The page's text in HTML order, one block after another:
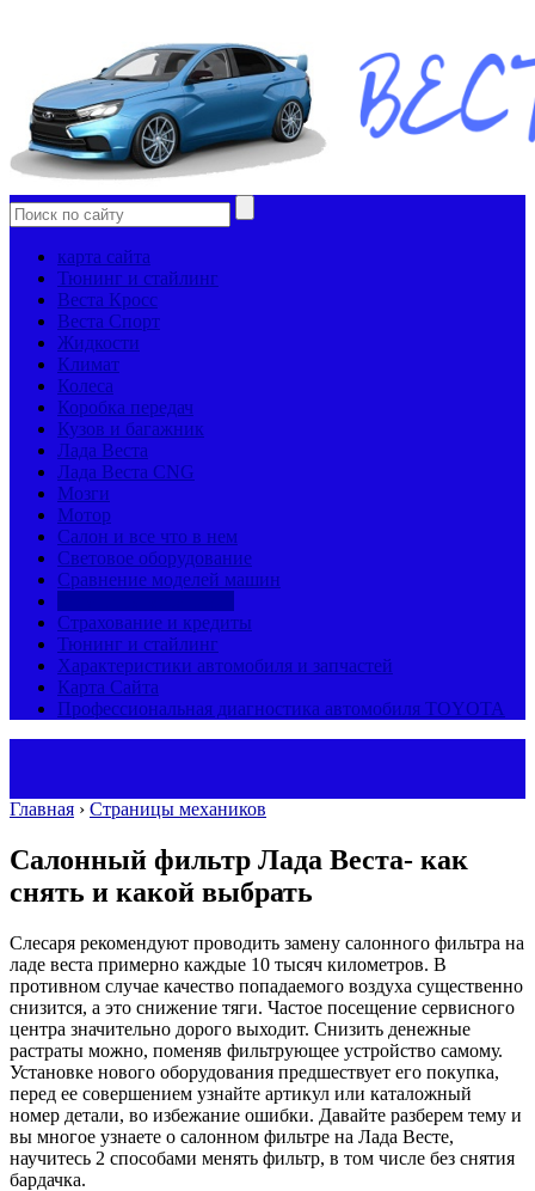
карта сайта
Тюнинг и стайлинг
Веста Кросс
Веста Спорт
Жидкости
Климат
Колеса
Коробка передач
Кузов и багажник
Лада Веста
Лада Веста CNG
Мозги
Мотор
Салон и все что в нем
Световое оборудование
Сравнение моделей машин
Страхование и кредиты
Тюнинг и стайлинг
Характеристики автомобиля и запчастей
Карта Сайта
Профессиональная диагностика автомобиля TOYOTA
Главная › Страницы механиков
Салонный фильтр Лада Веста- как
снять и какой выбрать
Слесаря рекомендуют проводить замену салонного фильтра на
ладе веста примерно каждые 10 тысяч километров. В
противном случае качество попадаемого воздуха существенно
снизится, а это снижение тяги. Частое посещение сервисного
центра значительно дорого выходит. Снизить денежные
растраты можно, поменяв фильтрующее устройство самому.
Установке нового оборудования предшествует его покупка,
перед ее совершением узнайте артикул или каталожный
номер детали, во избежание ошибки. Давайте разберем тему и
вы многое узнаете о салонном фильтре на Лада Весте,
научитесь 2 способами менять фильтр, в том числе без снятия
бардачка.